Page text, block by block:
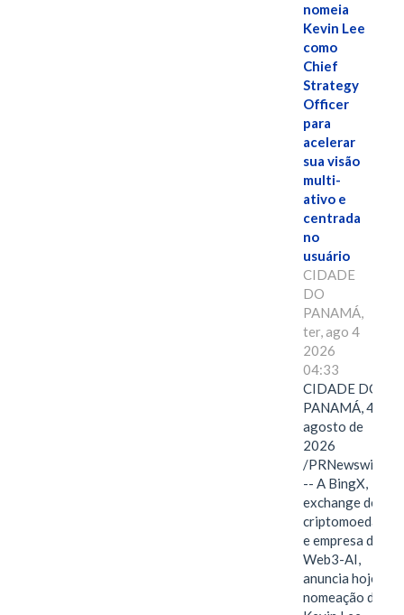
nomeia
Kevin Lee
como
Chief
Strategy
Officer
para
acelerar
sua visão
multi-
ativo e
centrada
no
usuário
CIDADE
DO
PANAMÁ,
ter, ago 4
2026
04:33
CIDADE DO
PANAMÁ, 4 de
agosto de
2026
/PRNewswire/
-- A BingX,
exchange de
criptomoedas
e empresa de
Web3-AI,
anuncia hoje a
nomeação de